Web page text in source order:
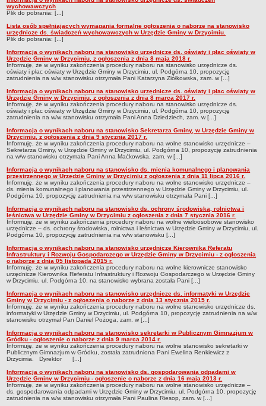
Środowisko
Program Ochrony Środowiska
Decyzje środowiskowe
Karty informacyjne SIOS
Ochrona przyrody
Planowane pomiary pola elektromagnetycznego
Odpady komunalne
Rejestr instytucji kultury
Rejestry i ewidencje
Raport o stanie gminy
Plany i programy
Obwieszczenia - cel publiczny
PRACA W URZĘDZIE.
Ogłoszenia o naborze.
Wyniki naboru.
NARODOWY SPIS POWSZECHNY LUDNOŚCI I MIESZKAŃ 2021
Nabór na rachmistrzów spisowych
POWSZECHNY SPIS ROLNY 2020
Nabór na rachmistrza terenowego
WŁADZE I STRUKTURA
Struktura organizacyjna
Rada gminy
Wójt
Zastępca wójta
Urząd gminy
wychowawczych
Plik do pobrania: [...]
Lista osób spełniających wymagania formalne ogłoszenia o naborze na stanowisko
urzędnicze ds. świadczeń wychowawczych w Urzędzie Gminy w Drzycimiu.
Plik do pobrania: [...]
Informacja o wynikach naboru na stanowisko urzędnicze ds. oświaty i płac oświaty w
Urzędzie Gminy w Drzycimiu, z ogłoszenia z dnia 8 maja 2018 r.
Informuję, że w wyniku zakończenia procedury naboru na stanowisko urzędnicze ds.
oświaty i płac oświaty w Urzędzie Gminy w Drzycimiu, ul. Podgórna 10, propozycję
zatrudnienia na w/w stanowisku otrzymała Pani Katarzyna Ziółkowska, zam. w [...]
Informacja o wynikach naboru na stanowisko urzędnicze ds. oświaty i płac oświaty w
Urzędzie Gminy w Drzycimiu, z ogłoszenia z dnia 8 marca 2017 r.
Informuję, że w wyniku zakończenia procedury naboru na stanowisko urzędnicze ds.
oświaty i płac oświaty w Urzędzie Gminy w Drzycimiu, ul. Podgórna 10, propozycję
zatrudnienia na w/w stanowisku otrzymała Pani Anna Dziedziech, zam. w [...]
Informacja o wynikach naboru na stanowisko Sekretarza Gminy, w Urzędzie Gminy w
Drzycimiu, z ogłoszenia z dnia 9 stycznia 2017 r.
Informuję, że w wyniku zakończenia procedury naboru na wolne stanowisko urzędnicze –
Sekretarza Gminy, w Urzędzie Gminy w Drzycimiu, ul. Podgórna 10, propozycję zatrudnienia
na w/w stanowisku otrzymała Pani Anna Maćkowska, zam. w [...]
Informacja o wynikach naboru na stanowisko ds. mienia komunalnego i planowania
przestrzennego w Urzędzie Gminy w Drzycimiu z ogłoszenia z dnia 11 lipca 2016 r.
Informuję, że w wyniku zakończenia procedury naboru na wolne stanowisko urzędnicze –
ds. mienia komunalnego i planowania przestrzennego w Urzędzie Gminy w Drzycimiu, ul.
Podgórna 10, propozycję zatrudnienia na w/w stanowisku otrzymała Pani [...]
Informacja o wynikach naboru na stanowisko ds. ochrony środowiska, rolnictwa i
leśnictwa w Urzędzie Gminy w Drzycimiu z ogłoszenia z dnia 7 stycznia 2016 r.
Informuję, że w wyniku zakończenia procedury naboru na wolne wieloosobowe stanowisko
urzędnicze – ds. ochrony środowiska, rolnictwa i leśnictwa w Urzędzie Gminy w Drzycimiu, ul.
Podgórna 10, propozycję zatrudnienia na w/w stanowisku [...]
Informacja o wynikach naboru na stanowisko urzędnicze Kierownika Referatu
Infrastruktury i Rozwoju Gospodarczego w Urzędzie Gminy w Drzycimiu - z ogłoszenia
o naborze z dnia 05 listopada 2015 r.
Informuję, że w wyniku zakończenia procedury naboru na wolne kierownicze stanowisko
urzędnicze Kierownika Referatu Infrastruktury i Rozwoju Gospodarczego w Urzędzie Gminy
w Drzycimiu, ul. Podgórna 10, na stanowisko wybrana została Pani [...]
Informacja o wynikach naboru na stanowisko urzędnicze ds. informatyki w Urzędzie
Gminy w Drzycimiu - z ogłoszenia o naborze z dnia 13 stycznia 2015 r.
Informuję, że w wyniku zakończenia procedury naboru na wolne stanowisko urzędnicze ds.
informatyki w Urzędzie Gminy w Drzycimiu, ul. Podgórna 10, propozycję zatrudnienia na w/w
stanowisku otrzymał Pan Daniel Pożoga, zam. w [...]
Informacja o wynikach naboru na stanowisko sekretarki w Publicznym Gimnazjum w
Gródku - ogłoszenie o naborze z dnia 9 marca 2014 r.
Informuję, że w wyniku zakończenia procedury naboru na wolne stanowisko sekretarki w
Publicznym Gimnazjum w Gródku, została zatrudniona Pani Ewelina Renkiewicz z
Drzycimia. Dyrektor [...]
Informacja o wynikach naboru na stanowisko ds. gospodarowania odpadami w
Urzędzie Gminy w Drzycimiu - ogłoszenie o naborze z dnia 16 maja 2013 r.
Informuję, że w wyniku zakończenia procedury naboru na wolne stanowisko urzędnicze –
ds. gospodarowania odpadami w Urzędzie Gminy w Drzycimiu, ul. Podgórna 10, propozycję
zatrudnienia na w/w stanowisku otrzymała Pani Paulina Riesop, zam. w [...]